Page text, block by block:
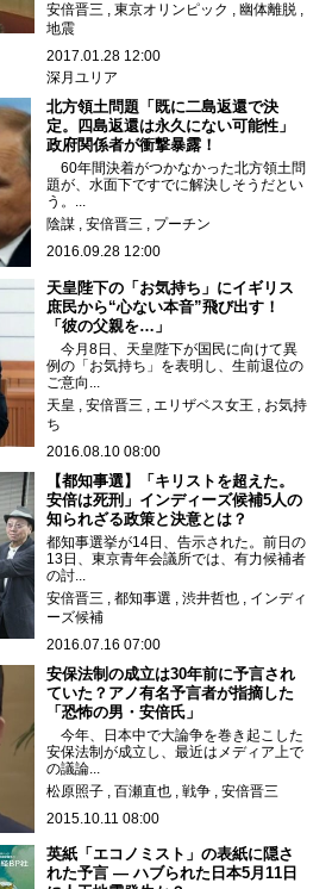
安倍晋三
東京オリンピック
幽体離脱
地震
2017.01.28 12:00
深月ユリア
北方領土問題「既に二島返還で決
定。四島返還は永久にない可能性」
政府関係者が衝撃暴露！
60年間決着がつかなかった北方領土問
題が、水面下ですでに解決しそうだとい
う。...
陰謀
安倍晋三
プーチン
2016.09.28 12:00
天皇陛下の「お気持ち」にイギリス
庶民から“心ない本音”飛び出す！
「彼の父親を…」
今月8日、天皇陛下が国民に向けて異
例の「お気持ち」を表明し、生前退位の
ご意向...
天皇
安倍晋三 エリザベス女王
お気持
ち
2016.08.10 08:00
【都知事選】「キリストを超えた。
安倍は死刑」インディーズ候補5人の
知られざる政策と決意とは？
都知事選挙が14日、告示された。前日の
13日、東京青年会議所では、有力候補者
の討...
安倍晋三
都知事選 渋井哲也
インディ
ーズ候補
2016.07.16 07:00
安保法制の成立は30年前に予言され
ていた？アノ有名予言者が指摘した
「恐怖の男・安倍氏」
今年、日本中で大論争を巻き起こした
安保法制が成立し、最近はメディア上で
の議論...
松原照子
百瀬直也 戦争
安倍晋三
2015.10.11 08:00
英紙「エコノミスト」の表紙に隠さ
れた予言 ― ハブられた日本5月11日